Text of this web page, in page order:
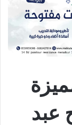
عبد